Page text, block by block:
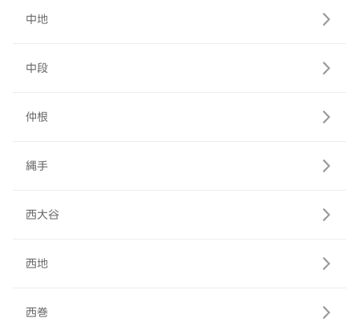
中地
中段
仲根
縄手
西大谷
西地
西巻